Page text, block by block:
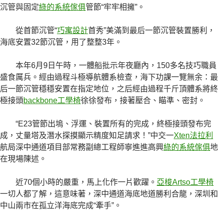
沉管與固定綠的系統傢俱管節“牢牢相擁”。
從首節沉管“巧寓設計首秀”美滿到最后一節沉管裝置勝利，
海底安置32節沉管，用了整整3年。
本年6月9日午時，一體船批示年夜廳內，150多名技巧職員
盛食厲兵。經由過程斗極導航體系檢查，海下功課一覽無余：最
后一節沉管穩穩安置在指定地位，之后經由過程千斤頂體系將終
極接頭backbone工學椅徐徐發布，接著壓合、瞄準、密封。
“E23管節出塢、浮運、裝置所有的完成，終極接頭發布完
成，丈量塔及潛水探摸顯示精度知足請求！”中交一Xten法拉利
航局深中通道項目部常務副總工程師寧進進高興綠的系統傢俱地
在現場陳述。
近70個小時的嚴重，馬上化作一片歡躍。 亞梭Artso工學椅
一切人都了解，這意味著，深中通道海底地道勝利合龍，深圳和
中山兩市在孤立洋海底完成“牽手”。